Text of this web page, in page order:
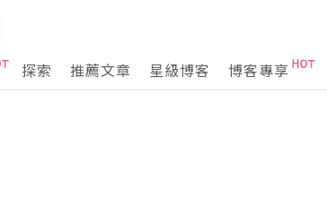
探索
推薦文章 星級博客 博客專享